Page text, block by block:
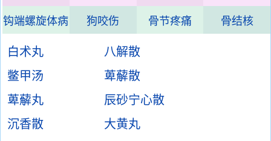
钩端螺旋体病 狗咬伤 骨节疼痛 骨结核
白术丸
八解散
鳖甲汤
萆薢散
萆薢丸
辰砂宁心散
沉香散
大黄丸